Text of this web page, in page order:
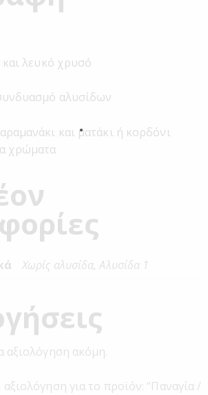
και λευκό χρυσό
αλυσίδων
και ματάκι ή κορδόνι
χρώματα
Χωρίς αλυσίδα, Αλυσίδα 1
αξιολόγηση ακόμη.
για το προϊόν: “Παναγία /